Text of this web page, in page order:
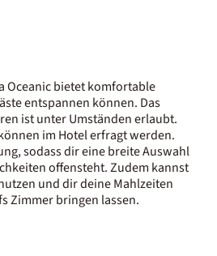
Oceanic bietet komfortable
entspannen können. Das
ist unter Umständen erlaubt.
im Hotel erfragt werden.
sodass dir eine breite Auswahl
offensteht. Zudem kannst
und dir deine Mahlzeiten
Zimmer bringen lassen.